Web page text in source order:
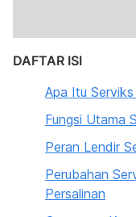
DAFTAR ISI
Apa Itu
Fungsi Utama
Peran Lendir
Perubahan
Persalinan